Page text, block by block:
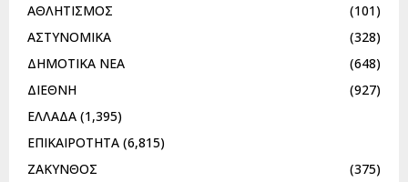
ΑΘΛΗΤΙΣΜΟΣ
(101)
ΑΣΤΥΝΟΜΙΚΑ
(328)
ΔΗΜΟΤΙΚΑ ΝΕΑ
(648)
ΔΙΕΘΝΗ
(927)
ΕΛΛΑΔΑ (1,395)
ΕΠΙΚΑΙΡΟΤΗΤΑ (6,815)
ΖΑΚΥΝΘΟΣ
(375)